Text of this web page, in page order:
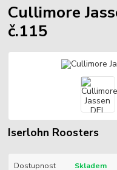
Cullimore
č.115
Iserlohn Roosters
Dostupnost Skladem